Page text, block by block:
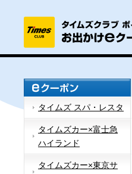
タイムズ スパ・レスタ
タイムズカー×富士急
ハイランド
タイムズカー×東京サ